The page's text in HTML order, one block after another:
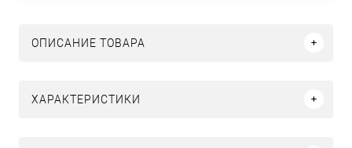
ОПИСАНИЕ ТОВАРА
ХАРАКТЕРИСТИКИ